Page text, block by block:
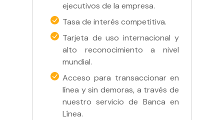
ejecutivos de la empresa.
Tasa de interés competitiva.
Tarjeta de uso internacional y
alto reconocimiento a nivel
mundial.
Acceso para transaccionar en
línea y sin demoras, a través de
nuestro servicio de Banca en
Línea.